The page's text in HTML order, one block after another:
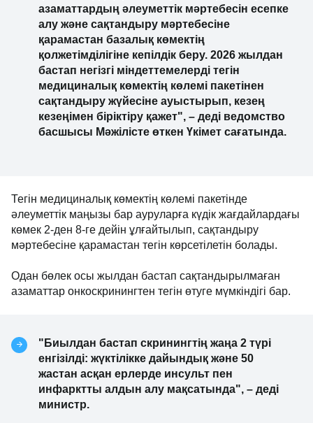
азаматтардың әлеуметтік мәртебесін есепке
алу және сақтандыру мәртебесіне
қарамастан базалық көмектің
қолжетімділігіне кепілдік беру. 2026 жылдан
бастап негізгі міндеттемелерді тегін
медициналық көмектің көлемі пакетінен
сақтандыру жүйесіне ауыстырып, кезең
кезеңімен біріктіру қажет", – деді ведомство
басшысы Мәжілісте өткен Үкімет сағатында.
Тегін медициналық көмектің көлемі пакетінде
әлеуметтік маңызы бар ауруларға күдік жағдайлардағы
көмек 2-ден 8-ге дейін ұлғайтылып, сақтандыру
мәртебесіне қарамастан тегін көрсетілетін болады.
Одан бөлек осы жылдан бастап сақтандырылмаған
азаматтар онкоскринингтен тегін өтуге мүмкіндігі бар.
"Биылдан бастап скринингтің жаңа 2 түрі
енгізілді: жүктілікке дайындық және 50
жастан асқан ерлерде инсульт пен
инфарктты алдын алу мақсатында", – деді
министр.